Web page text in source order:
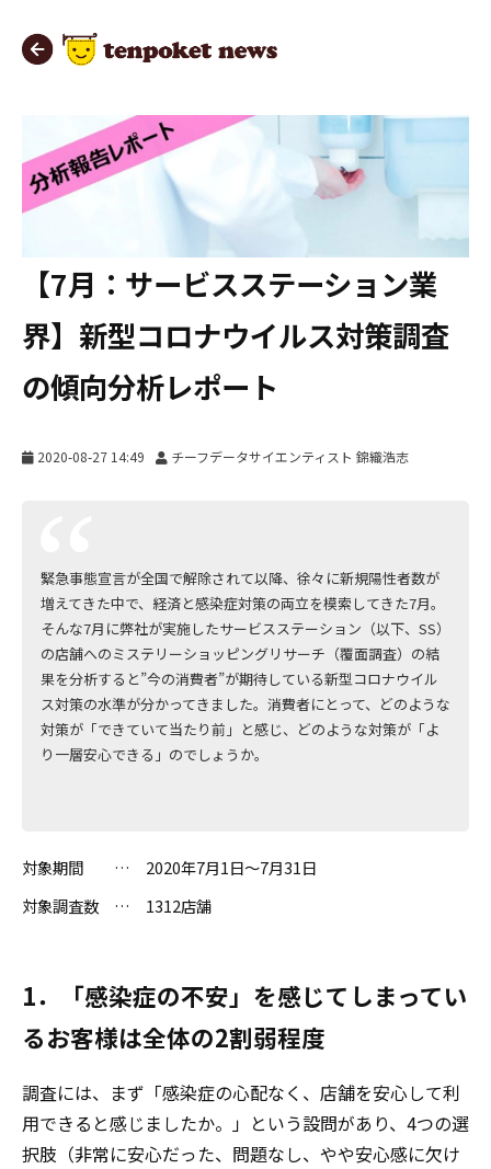
【7月：サービスステーション業
界】新型コロナウイルス対策調査
の傾向分析レポート
2020-08-27 14:49 チーフデータサイエンティスト 錦織浩志
緊急事態宣言が全国で解除されて以降、徐々に新規陽性者数が
増えてきた中で、経済と感染症対策の両立を模索してきた7月。
そんな7月に弊社が実施したサービスステーション（以下、SS）
の店舗へのミステリーショッピングリサーチ（覆面調査）の結
果を分析すると”今の消費者”が期待している新型コロナウイル
ス対策の水準が分かってきました。消費者にとって、どのような
対策が「できていて当たり前」と感じ、どのような対策が「よ
り一層安心できる」のでしょうか。
対象期間 … 2020年7月1日～7月31日
対象調査数 … 1312店舗
1．「感染症の不安」を感じてしまってい
るお客様は全体の2割弱程度
調査には、まず「感染症の心配なく、店舗を安心して利
用できると感じましたか。」という設問があり、4つの選
択肢（非常に安心だった、問題なし、やや安心感に欠け